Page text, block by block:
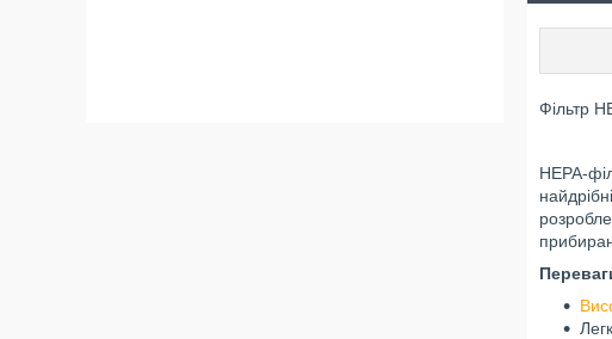
Фільтр
HEPA-